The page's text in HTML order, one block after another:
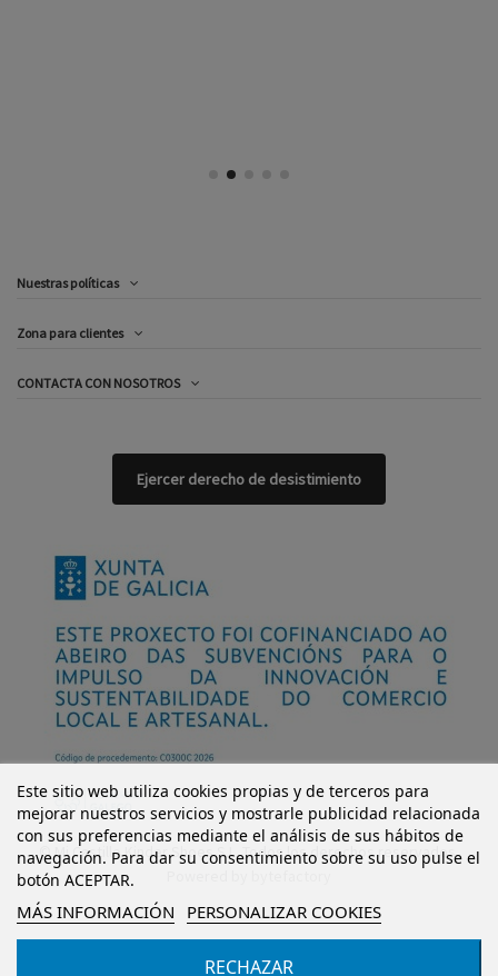
Nuestras políticas
Zona para clientes
CONTACTA CON NOSOTROS
Este sitio web utiliza cookies propias y de terceros para
mejorar nuestros servicios y mostrarle publicidad relacionada
con sus preferencias mediante el análisis de sus hábitos de
navegación. Para dar su consentimiento sobre su uso pulse el
botón ACEPTAR.
MÁS INFORMACIÓN PERSONALIZAR COOKIES
RECHAZAR
Ejercer derecho de desistimiento
© Mi Castillo Kinder Shoes S.L. Todos los derechos reservados.